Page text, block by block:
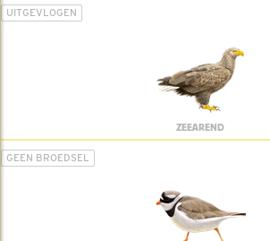
UITGEVLOGEN
ZEEAREND
GEEN BROEDSEL